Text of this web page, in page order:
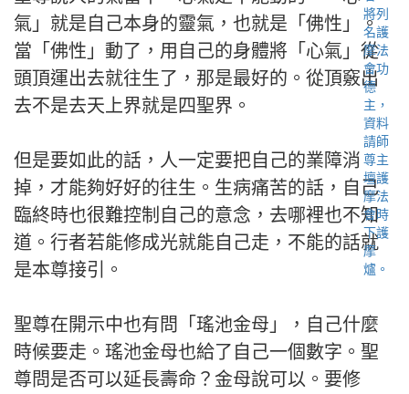
氣」就是自己本身的靈氣，也就是「佛性」。
當「佛性」動了，用自己的身體將「心氣」從
頭頂運出去就往生了，那是最好的。從頂竅出
去不是去天上界就是四聖界。
但是要如此的話，人一定要把自己的業障消
掉，才能夠好好的往生。生病痛苦的話，自己
臨終時也很難控制自己的意念，去哪裡也不知
道。行者若能修成光就能自己走，不能的話就
是本尊接引。
聖尊在開示中也有問「瑤池金母」，自己什麼
時候要走。瑤池金母也給了自己一個數字。聖
尊問是否可以延長壽命？金母說可以。要修